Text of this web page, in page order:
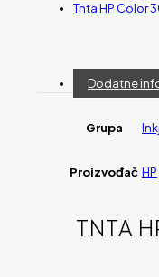
Tnta HP Color
Dodatne
Grupa
Proizvođač HP
TNTA